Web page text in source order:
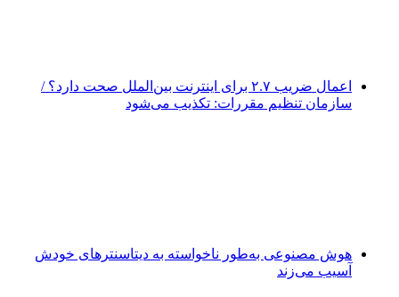
اعمال ضریب ۲.۷ برای اینترنت بین‌الملل صحت دارد؟ /
سازمان تنظیم مقررات: تکذیب می‌شود
هوش مصنوعی به‌طور ناخواسته به دیتاسنترهای خودش
آسیب می‌زند